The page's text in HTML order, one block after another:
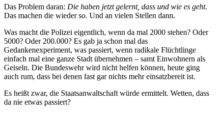
Das Problem daran: Die haben jetzt gelernt, dass und wie es geht.
Das machen die wieder so. Und an vielen Stellen dann.
Was macht die Polizei eigentlich, wenn da mal 2000 stehen? Oder
5000? Oder 200.000? Es gab ja schon mal das
Gedankenexperiment, was passiert, wenn radikale Flüchtlinge
einfach mal eine ganze Stadt übernehmen – samt Einwohnern als
Geiseln. Die Bundeswehr wird nicht helfen können, heute ging
auch rum, dass bei denen fast gar nichts mehr einsatzbereit ist.
Es heißt zwar, die Staatsanwaltschaft würde ermittelt. Wetten, dass
da nie etwas passiert?